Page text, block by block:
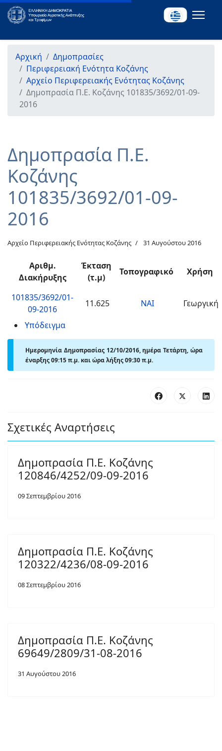
Αρχική
Δημοπρασίες
Περιφερειακή Ενότητα Κοζάνης
Αρχείο Περιφερειακής Ενότητας Κοζάνης
Δημοπρασία Π.Ε. Κοζάνης 101835/3692/01-09-
2016
Δημοπρασία Π.Ε.
Κοζάνης
101835/3692/01-09-
2016
Αρχείο Περιφερειακής Ενότητας Κοζάνης 31 Αυγούστου 2016
Αριθμ.
Διακήρυξης
Έκταση
(τ.μ)
Τοπογραφικό Χρήση
101835/3692/01-
09-2016
11.625 ΝΑΙ
Γεωργική
Υπόδειγμα
Ημερομηνία Δημοπρασίας 12/10/2016, ημέρα Τετάρτη, ώρα
έναρξης 09:15 π.μ. και ώρα λήξης 09:30 π.μ.
Σχετικές Αναρτήσεις
Δημοπρασία Π.Ε. Κοζάνης
120846/4252/09-09-2016
09 Σεπτεμβρίου 2016
Δημοπρασία Π.Ε. Κοζάνης
120322/4236/08-09-2016
08 Σεπτεμβρίου 2016
Δημοπρασία Π.Ε. Κοζάνης
69649/2809/31-08-2016
31 Αυγούστου 2016